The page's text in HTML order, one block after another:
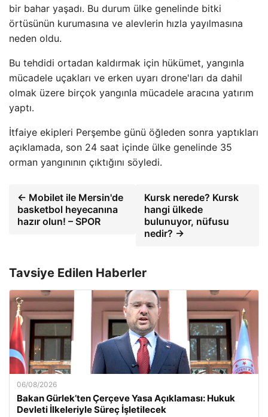
bir bahar yaşadı. Bu durum ülke genelinde bitki
örtüsünün kurumasına ve alevlerin hızla yayılmasına
neden oldu.
Bu tehdidi ortadan kaldırmak için hükümet, yangınla
mücadele uçakları ve erken uyarı drone'ları da dahil
olmak üzere birçok yangınla mücadele aracına yatırım
yaptı.
İtfaiye ekipleri Perşembe günü öğleden sonra yaptıkları
açıklamada, son 24 saat içinde ülke genelinde 35
orman yangınının çıktığını söyledi.
← Mobilet ile Mersin'de
basketbol heyecanına
hazır olun! – SPOR
Kursk nerede? Kursk
hangi ülkede
bulunuyor, nüfusu
nedir? →
Tavsiye Edilen Haberler
06/08/2026
Bakan Gürlek’ten Çerçeve Yasa Açıklaması: Hukuk
Devleti İlkeleriyle Süreç İşletilecek